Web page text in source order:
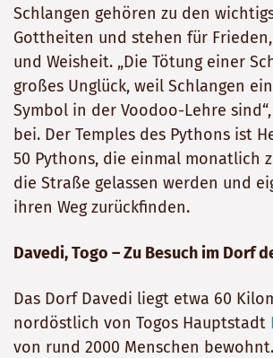
Schlangen gehören zu den
Gottheiten und stehen für
und Weisheit. „Die Tötung einer
großes Unglück, weil Schlangen
Symbol in der Voodoo-Lehre
bei. Der Temples des Pythons ist
50 Pythons, die einmal monatlich
die Straße gelassen werden und
ihren Weg zurückfinden.
Davedi, Togo – Zu Besuch im Dorf
Das Dorf Davedi liegt etwa 60
nordöstlich von Togos Hauptstadt
von rund 2000 Menschen